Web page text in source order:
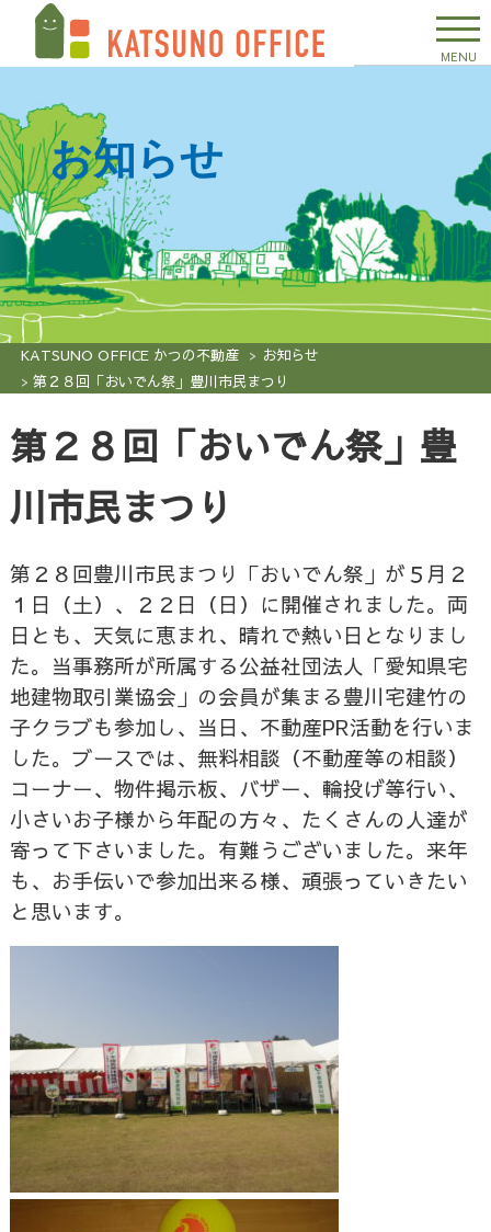
MENU
お知らせ
KATSUNO OFFICE かつの不動産
お知らせ
第２８回「おいでん祭」豊川市民まつり
第２８回「おいでん祭」豊
川市民まつり
第２８回豊川市民まつり「おいでん祭」が５月２
１日（土）、２２日（日）に開催されました。両
日とも、天気に恵まれ、晴れで熱い日となりまし
た。当事務所が所属する公益社団法人「愛知県宅
地建物取引業協会」の会員が集まる豊川宅建竹の
子クラブも参加し、当日、不動産PR活動を行いま
した。ブースでは、無料相談（不動産等の相談）
コーナー、物件掲示板、バザー、輪投げ等行い、
小さいお子様から年配の方々、たくさんの人達が
寄って下さいました。有難うございました。来年
も、お手伝いで参加出来る様、頑張っていきたい
と思います。